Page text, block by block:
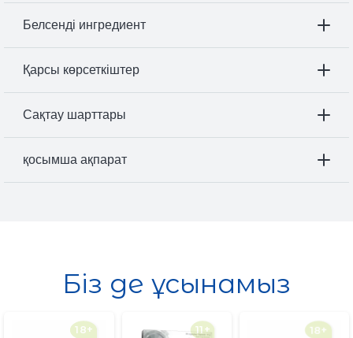
Белсенді ингредиент
Қарсы көрсеткіштер
Сақтау шарттары
қосымша ақпарат
Біз де ұсынамыз
18+ 11+ 18+